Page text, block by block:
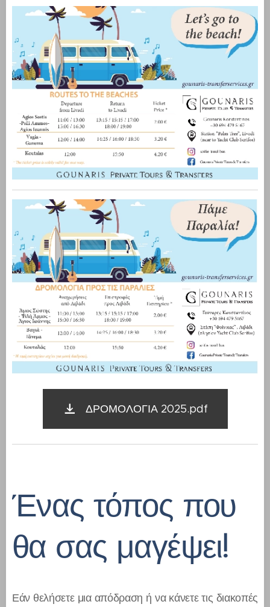
ΔΡΟΜΟΛΟΓΙΑ 2025.pdf
Ένας τόπος που
θα σας μαγέψει!
Εάν θελήσετε μια απόδραση ή να κάνετε τις διακοπές